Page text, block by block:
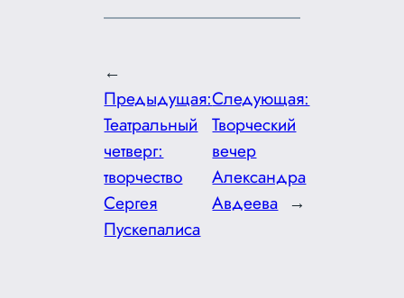
←
Предыдущая:
Театральный
четверг:
творчество
Сергея
Пускепалиса
Следующая:
Творческий
вечер
Александра
Авдеева →